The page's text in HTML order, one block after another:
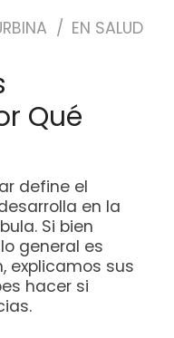
EN SALUD
Qué
define el
en la
Si bien
general es
explicamos sus
hacer si